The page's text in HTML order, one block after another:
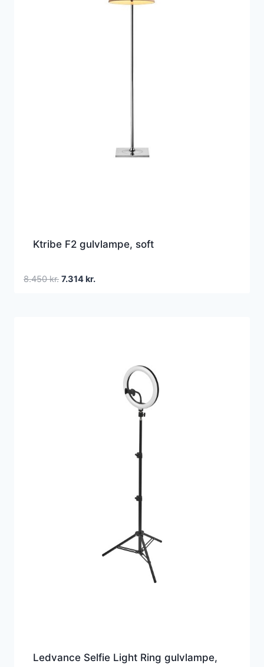
Ktribe F2 gulvlampe, soft
8.450kr. Den
7.314kr.Den
Ledvance Selfie Light Ring gulvlampe,